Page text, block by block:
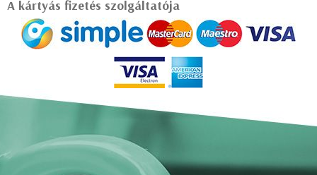
A kártyás fizetés szolgáltatója